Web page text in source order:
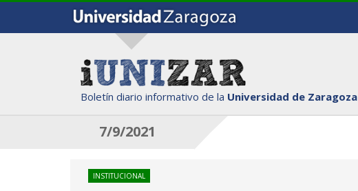
Boletín diario informativo de la Universidad de Zaragoza
7/9/2021
INSTITUCIONAL